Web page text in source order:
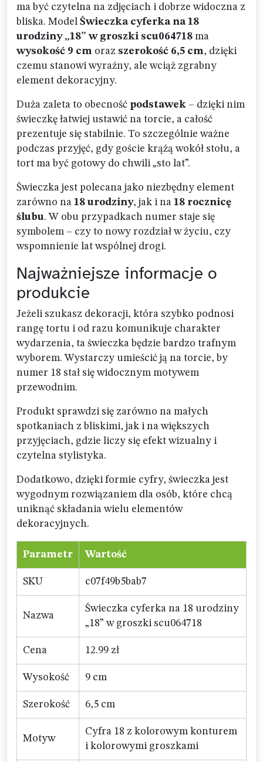
ma być czytelna na zdjęciach i dobrze widoczna z
bliska. Model Świeczka cyferka na 18
urodziny „18” w groszki scu064718 ma
wysokość 9 cm oraz szerokość 6,5 cm, dzięki
czemu stanowi wyraźny, ale wciąż zgrabny
element dekoracyjny.
Duża zaleta to obecność podstawek – dzięki nim
świeczkę łatwiej ustawić na torcie, a całość
prezentuje się stabilnie. To szczególnie ważne
podczas przyjęć, gdy goście krążą wokół stołu, a
tort ma być gotowy do chwili „sto lat”.
Świeczka jest polecana jako niezbędny element
zarówno na 18 urodziny, jak i na 18 rocznicę
ślubu. W obu przypadkach numer staje się
symbolem – czy to nowy rozdział w życiu, czy
wspomnienie lat wspólnej drogi.
Najważniejsze informacje o
produkcie
Jeżeli szukasz dekoracji, która szybko podnosi
rangę tortu i od razu komunikuje charakter
wydarzenia, ta świeczka będzie bardzo trafnym
wyborem. Wystarczy umieścić ją na torcie, by
numer 18 stał się widocznym motywem
przewodnim.
Produkt sprawdzi się zarówno na małych
spotkaniach z bliskimi, jak i na większych
przyjęciach, gdzie liczy się efekt wizualny i
czytelna stylistyka.
Dodatkowo, dzięki formie cyfry, świeczka jest
wygodnym rozwiązaniem dla osób, które chcą
uniknąć składania wielu elementów
dekoracyjnych.
Parametr Wartość
SKU c07f49b5bab7
Nazwa
Świeczka cyferka na 18 urodziny
„18” w groszki scu064718
Cena 12.99 zł
Wysokość 9 cm
Szerokość 6,5 cm
Motyw
Cyfra 18 z kolorowym konturem
i kolorowymi groszkami